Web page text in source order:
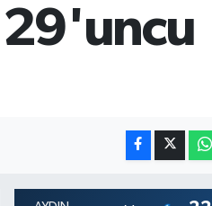
6508.83
%4.44
BİST100
29'uncu